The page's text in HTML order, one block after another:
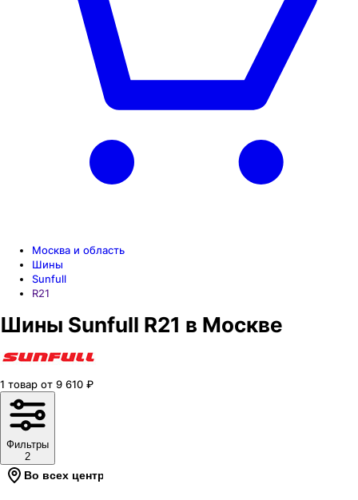
Москва и область
Шины
Sunfull
R21
Шины Sunfull R21 в Москве
1 товар от 9 610 ₽
Фильтры
2
Во всех центрах